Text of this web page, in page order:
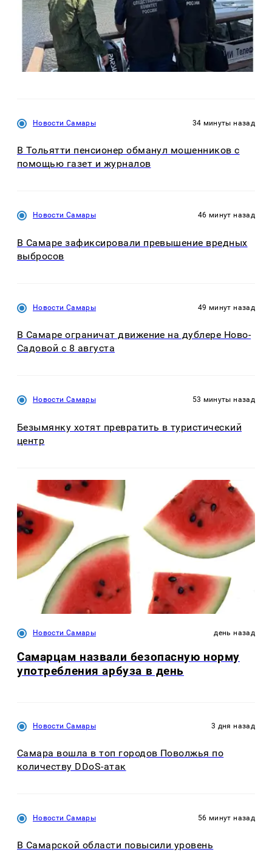
Новости Самары 34 минуты назад
В Тольятти пенсионер обманул мошенников с
помощью газет и журналов
Новости Самары 46 минут назад
В Самаре зафиксировали превышение вредных
выбросов
Новости Самары 49 минут назад
В Самаре ограничат движение на дублере Ново-
Садовой с 8 августа
Новости Самары 53 минуты назад
Безымянку хотят превратить в туристический
центр
Новости Самары день назад
Самарцам назвали безопасную норму
употребления арбуза в день
Новости Самары 3 дня назад
Самара вошла в топ городов Поволжья по
количеству DDoS-атак
Новости Самары 56 минут назад
В Самарской области повысили уровень